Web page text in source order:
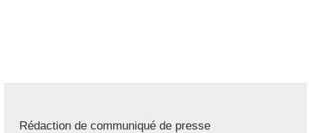
Rédaction de communiqué de presse